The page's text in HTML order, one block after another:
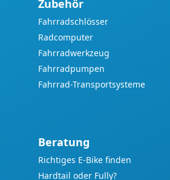
Zubehör
Fahrradschlösser
Radcomputer
Fahrradwerkzeug
Fahrradpumpen
Fahrrad-Transportsysteme
Beratung
Richtiges E-Bike finden
Hardtail oder Fully?